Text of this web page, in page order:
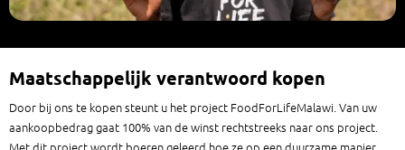
Maatschappelijk verantwoord kopen
Door bij ons te kopen steunt u het project FoodForLifeMalawi. Van uw
aankoopbedrag gaat 100% van de winst rechtstreeks naar ons project.